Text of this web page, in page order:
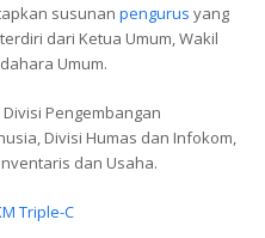
susunanpengurus yang
dari Ketua Umum, Wakil
Umum.
Pengembangan
Divisi Humas dan Infokom,
dan Usaha.
Triple-C